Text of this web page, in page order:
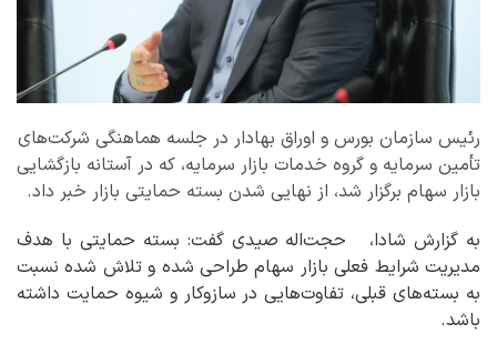
رئیس سازمان بورس و اوراق بهادار در جلسه هماهنگی شرکت‌های
تأمین سرمایه و گروه خدمات بازار سرمایه، که در آستانه بازگشایی
بازار سهام برگزار شد، از نهایی شدن بسته حمایتی بازار خبر داد.
به گزارش شادا، حجت‌اله صیدی گفت: بسته حمایتی با هدف
مدیریت شرایط فعلی بازار سهام طراحی شده و تلاش شده نسبت
به بسته‌های قبلی، تفاوت‌هایی در سازوکار و شیوه حمایت داشته
باشد.